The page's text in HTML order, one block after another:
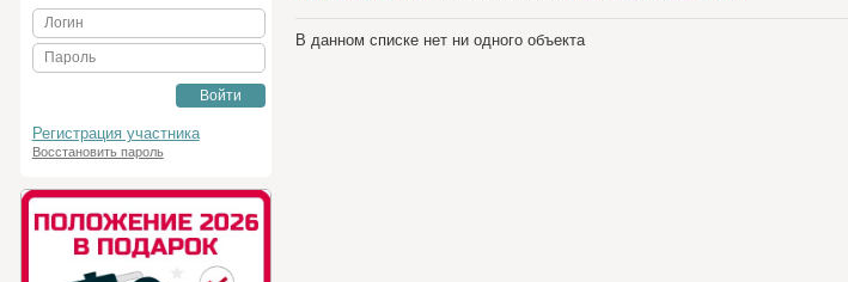
Логин
Пароль
Войти
Регистрация участника
Восстановить пароль
В данном списке нет ни одного объекта